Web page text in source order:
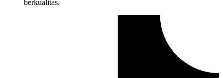
berkualitas.